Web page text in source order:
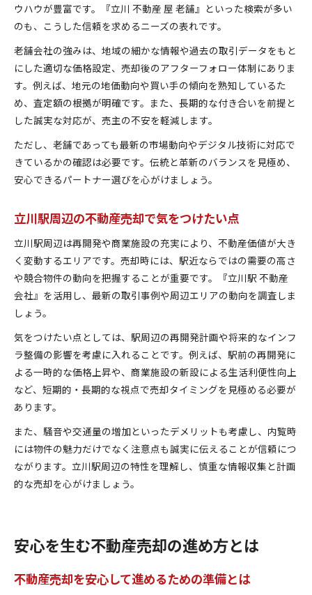
ウハウが豊富です。『立川 不動産 屋 老舗』といった検索が多い
のも、こうした信頼を求めるニーズの表れです。
老舗会社の強みは、地域の細かな情報や過去の取引データをもと
にした適切な価格設定、売却後のアフターフォロー体制にありま
す。例えば、地元の地価動向や買い手の傾向を熟知しているた
め、査定額の根拠が明確です。また、長期的な付き合いを前提と
した誠実な対応が、売主の不安を軽減します。
ただし、老舗であっても最新の市場動向やデジタル技術に対応で
きているかの確認は必要です。伝統と革新のバランスを見極め、
安心できるパートナー選びを心がけましょう。
立川駅周辺の不動産売却で気をつけたい点
立川駅周辺は再開発や商業施設の充実により、不動産価値が大き
く変動するエリアです。売却時には、駅近ならではの需要の高さ
や競合物件の動向を把握することが重要です。『立川駅 不動産
会社』を活用し、最新の取引事例や周辺エリアの動向を調査しま
しょう。
気をつけたい点としては、駅周辺の再開発計画や将来的なインフ
ラ整備の影響を考慮に入れることです。例えば、駅前の再開発に
よる一時的な価格上昇や、商業施設の新設による生活利便性向上
など、短期的・長期的な視点で売却タイミングを見極める必要が
あります。
また、騒音や交通量の増加といったデメリットも考慮し、内覧時
には物件の魅力だけでなく注意点も誠実に伝えることが信頼につ
ながります。立川駅周辺の特性を理解し、慎重な情報収集と計画
的な売却を心がけましょう。
安心を生む不動産売却の進め方とは
不動産売却を安心して進めるための準備とは